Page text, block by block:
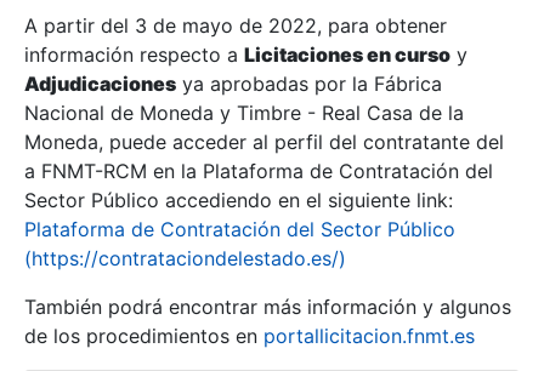
Erakutsi/Ezkutatu
Erakutsi/Ezkutatu
Erakutsi/Ezkutatu
A partir del 3 de mayo de 2022, para obtener
información respecto a Licitaciones en curso y
Adjudicaciones ya aprobadas por la Fábrica
Nacional de Moneda y Timbre - Real Casa de la
Moneda, puede acceder al perfil del contratante del
a FNMT-RCM en la Plataforma de Contratación del
Sector Público accediendo en el siguiente link:
Plataforma de Contratación del Sector Público
(https://contrataciondelestado.es/)
También podrá encontrar más información y algunos
de los procedimientos en portallicitacion.fnmt.es